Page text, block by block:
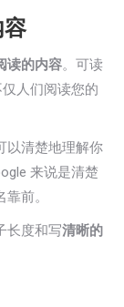
容
读的内容。可读
人们阅读您的
以清楚地理解你
来说是清楚
前。
长度和写清晰的